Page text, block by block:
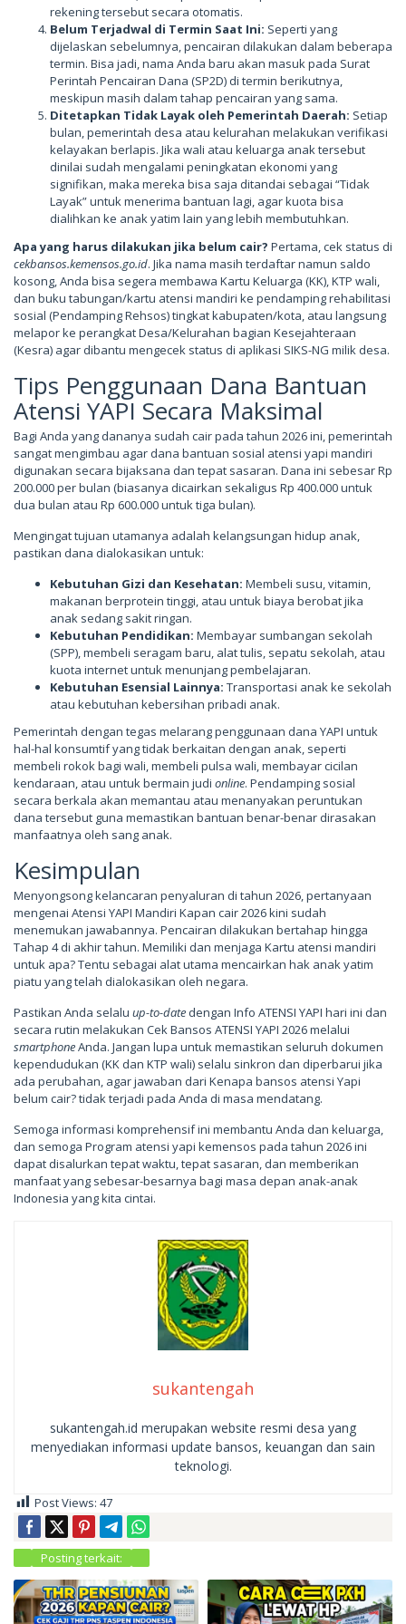
rekening tersebut secara otomatis.
Belum Terjadwal di Termin Saat Ini: Seperti yang
dijelaskan sebelumnya, pencairan dilakukan dalam beberapa
termin. Bisa jadi, nama Anda baru akan masuk pada Surat
Perintah Pencairan Dana (SP2D) di termin berikutnya,
meskipun masih dalam tahap pencairan yang sama.
Ditetapkan Tidak Layak oleh Pemerintah Daerah: Setiap
bulan, pemerintah desa atau kelurahan melakukan verifikasi
kelayakan berlapis. Jika wali atau keluarga anak tersebut
dinilai sudah mengalami peningkatan ekonomi yang
signifikan, maka mereka bisa saja ditandai sebagai “Tidak
Layak” untuk menerima bantuan lagi, agar kuota bisa
dialihkan ke anak yatim lain yang lebih membutuhkan.
Apa yang harus dilakukan jika belum cair? Pertama, cek status di
cekbansos.kemensos.go.id. Jika nama masih terdaftar namun saldo
kosong, Anda bisa segera membawa Kartu Keluarga (KK), KTP wali,
dan buku tabungan/kartu atensi mandiri ke pendamping rehabilitasi
sosial (Pendamping Rehsos) tingkat kabupaten/kota, atau langsung
melapor ke perangkat Desa/Kelurahan bagian Kesejahteraan
(Kesra) agar dibantu mengecek status di aplikasi SIKS-NG milik desa.
Tips Penggunaan Dana Bantuan
Atensi YAPI Secara Maksimal
Bagi Anda yang dananya sudah cair pada tahun 2026 ini, pemerintah
sangat mengimbau agar dana bantuan sosial atensi yapi mandiri
digunakan secara bijaksana dan tepat sasaran. Dana ini sebesar Rp
200.000 per bulan (biasanya dicairkan sekaligus Rp 400.000 untuk
dua bulan atau Rp 600.000 untuk tiga bulan).
Mengingat tujuan utamanya adalah kelangsungan hidup anak,
pastikan dana dialokasikan untuk:
Kebutuhan Gizi dan Kesehatan: Membeli susu, vitamin,
makanan berprotein tinggi, atau untuk biaya berobat jika
anak sedang sakit ringan.
Kebutuhan Pendidikan: Membayar sumbangan sekolah
(SPP), membeli seragam baru, alat tulis, sepatu sekolah, atau
kuota internet untuk menunjang pembelajaran.
Kebutuhan Esensial Lainnya: Transportasi anak ke sekolah
atau kebutuhan kebersihan pribadi anak.
Pemerintah dengan tegas melarang penggunaan dana YAPI untuk
hal-hal konsumtif yang tidak berkaitan dengan anak, seperti
membeli rokok bagi wali, membeli pulsa wali, membayar cicilan
kendaraan, atau untuk bermain judi online. Pendamping sosial
secara berkala akan memantau atau menanyakan peruntukan
dana tersebut guna memastikan bantuan benar-benar dirasakan
manfaatnya oleh sang anak.
Kesimpulan
Menyongsong kelancaran penyaluran di tahun 2026, pertanyaan
mengenai Atensi YAPI Mandiri Kapan cair 2026 kini sudah
menemukan jawabannya. Pencairan dilakukan bertahap hingga
Tahap 4 di akhir tahun. Memiliki dan menjaga Kartu atensi mandiri
untuk apa? Tentu sebagai alat utama mencairkan hak anak yatim
piatu yang telah dialokasikan oleh negara.
Pastikan Anda selalu up-to-datedengan Info ATENSI YAPI hari ini dan
secara rutin melakukan Cek Bansos ATENSI YAPI 2026 melalui
smartphoneAnda. Jangan lupa untuk memastikan seluruh dokumen
kependudukan (KK dan KTP wali) selalu sinkron dan diperbarui jika
ada perubahan, agar jawaban dari Kenapa bansos atensi Yapi
belum cair? tidak terjadi pada Anda di masa mendatang.
Semoga informasi komprehensif ini membantu Anda dan keluarga,
dan semoga Program atensi yapi kemensos pada tahun 2026 ini
dapat disalurkan tepat waktu, tepat sasaran, dan memberikan
manfaat yang sebesar-besarnya bagi masa depan anak-anak
Indonesia yang kita cintai.
sukantengah
sukantengah.id merupakan website resmi desa yang
menyediakan informasi update bansos, keuangan dan sain
teknologi.
Post Views: 47
Posting terkait: